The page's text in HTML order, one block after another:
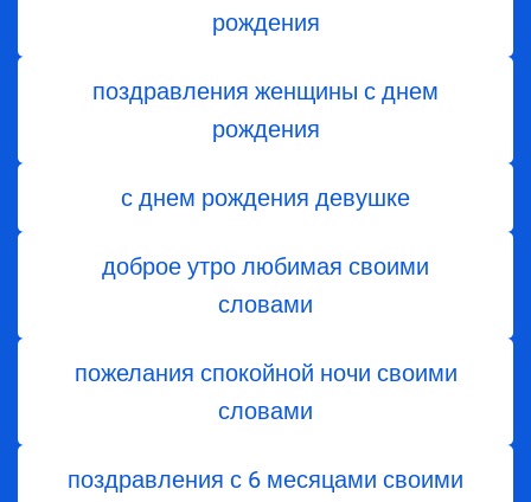
рождения
поздравления женщины с днем
рождения
с днем рождения девушке
доброе утро любимая своими
словами
пожелания спокойной ночи своими
словами
поздравления с 6 месяцами своими